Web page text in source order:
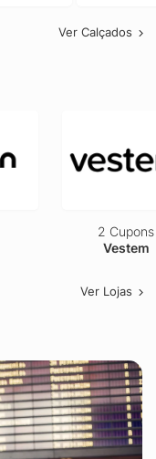
Ver Calçados
2 Cupons
Vestem
Ver Lojas